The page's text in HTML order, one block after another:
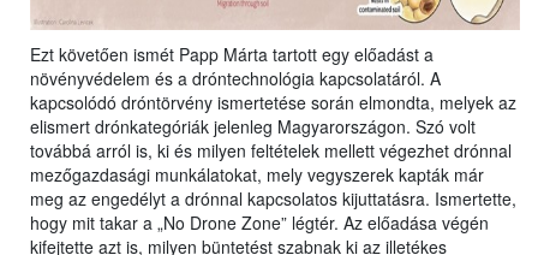
Ezt követően ismét Papp Márta tartott egy előadást a
növényvédelem és a dróntechnológia kapcsolatáról. A
kapcsolódó dróntörvény ismertetése során elmondta, melyek az
elismert drónkategóriák jelenleg Magyarországon. Szó volt
továbbá arról is, ki és milyen feltételek mellett végezhet drónnal
mezőgazdasági munkálatokat, mely vegyszerek kapták már
meg az engedélyt a drónnal kapcsolatos kijuttatásra. Ismertette,
hogy mit takar a „No Drone Zone” légtér. Az előadása végén
kifejtette azt is, milyen büntetést szabnak ki az illetékes